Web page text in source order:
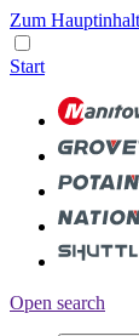
Zum
Start
Open search